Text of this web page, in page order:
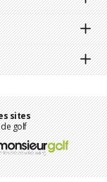
sites
golf